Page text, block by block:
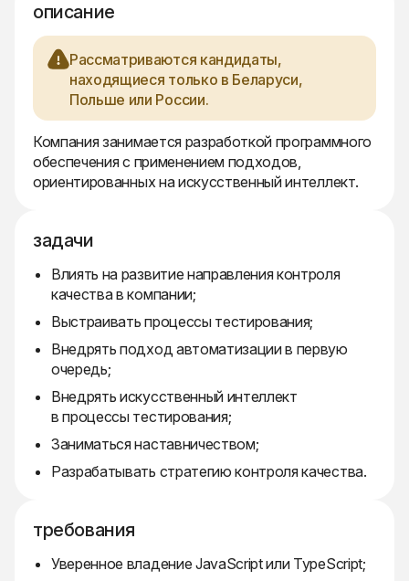
описание
Рассматриваются кандидаты,
находящиеся только в Беларуси,
Польше или России.
Компания занимается разработкой программного
обеспечения с применением подходов,
ориентированных на искусственный интеллект.
задачи
Влиять на развитие направления контроля
качества в компании;
Выстраивать процессы тестирования;
Внедрять подход автоматизации в первую
очередь;
Внедрять искусственный интеллект
в процессы тестирования;
Заниматься наставничеством;
Разрабатывать стратегию контроля качества.
требования
Уверенное владение JavaScript или TypeScript;